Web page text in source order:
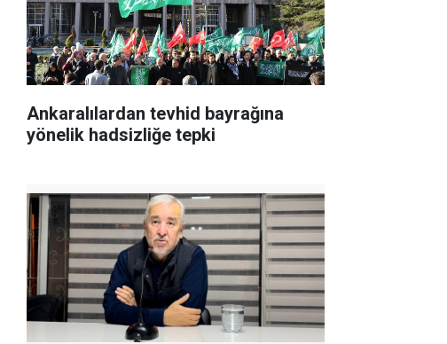
Ankaralılardan tevhid bayrağına
yönelik hadsizliğe tepki